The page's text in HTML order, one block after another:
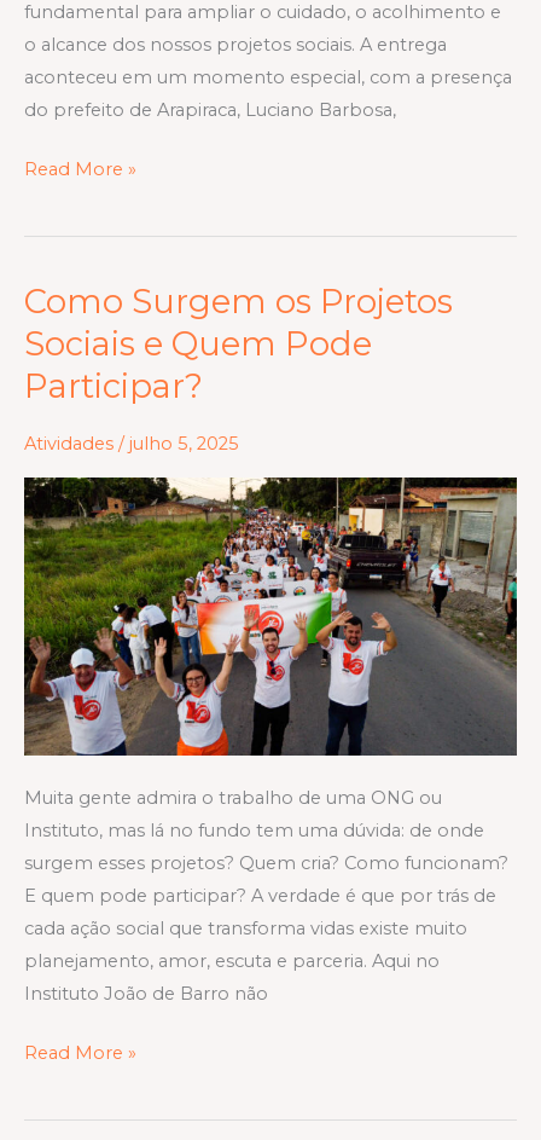
fundamental para ampliar o cuidado, o acolhimento e
o alcance dos nossos projetos sociais. A entrega
aconteceu em um momento especial, com a presença
do prefeito de Arapiraca, Luciano Barbosa,
Read More »
Como Surgem os Projetos
Sociais e Quem Pode
Participar?
Atividades / julho 5, 2025
Muita gente admira o trabalho de uma ONG ou
Instituto, mas lá no fundo tem uma dúvida: de onde
surgem esses projetos? Quem cria? Como funcionam?
E quem pode participar? A verdade é que por trás de
cada ação social que transforma vidas existe muito
planejamento, amor, escuta e parceria. Aqui no
Instituto João de Barro não
Como
Surgem
os
Projetos
Quem
Pode
Participar?
Read More »